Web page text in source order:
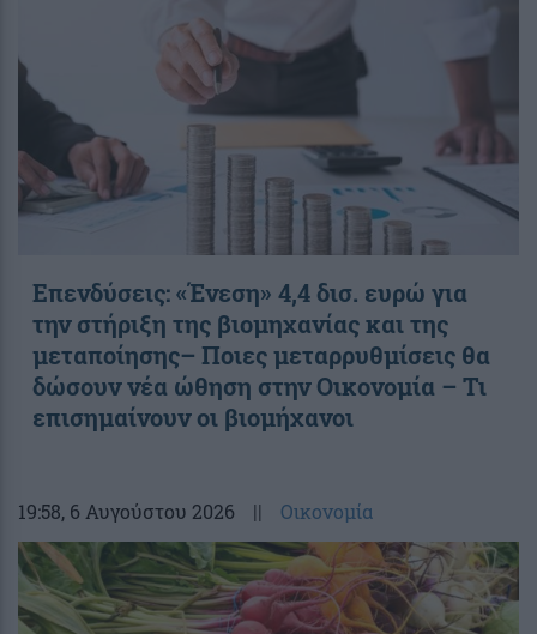
Επενδύσεις: «Ένεση» 4,4 δισ. ευρώ για
την στήριξη της βιομηχανίας και της
μεταποίησης– Ποιες μεταρρυθμίσεις θα
δώσουν νέα ώθηση στην Οικονομία – Τι
επισημαίνουν οι βιομήχανοι
19:58, 6 Αυγούστου 2026 || Οικονομία